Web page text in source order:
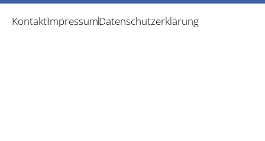
KontaktImpressumDatenschutzerklärung